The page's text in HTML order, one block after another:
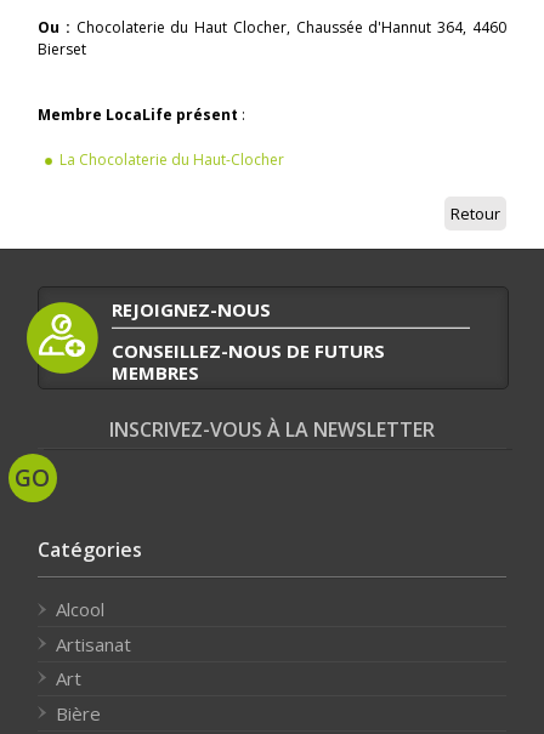
Ou : Chocolaterie du Haut Clocher, Chaussée d'Hannut 364, 4460
Bierset
Membre LocaLife présent :
La Chocolaterie du Haut-Clocher
Retour
REJOIGNEZ-NOUS
CONSEILLEZ-NOUS DE FUTURS
MEMBRES
INSCRIVEZ-VOUS À LA NEWSLETTER
Catégories
Alcool
Artisanat
Art
Bière